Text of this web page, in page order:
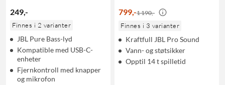
249,-
Finnes i 2 varianter
JBL Pure Bass-lyd
Kompatible med USB-C-
enheter
Fjernkontroll med knapper
og mikrofon
799,-1 190,-
Finnes i 3 varianter
Kraftfull JBL Pro Sound
Vann- og støtsikker
Opptil 14 t spilletid